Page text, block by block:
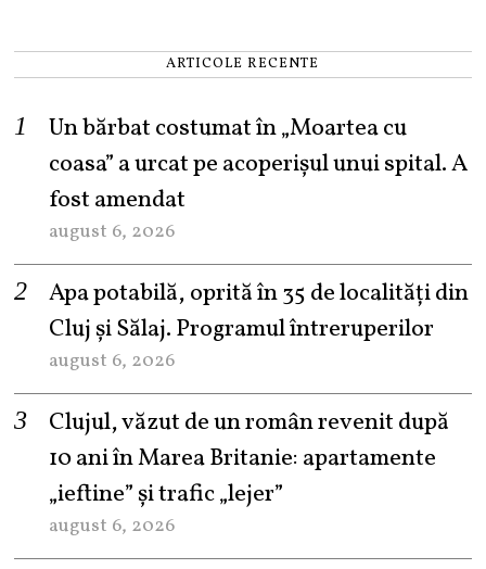
ARTICOLE RECENTE
Un bărbat costumat în „Moartea cu
coasa” a urcat pe acoperișul unui spital. A
fost amendat
august 6, 2026
Apa potabilă, oprită în 35 de localități din
Cluj și Sălaj. Programul întreruperilor
august 6, 2026
Clujul, văzut de un român revenit după
10 ani în Marea Britanie: apartamente
„ieftine” și trafic „lejer”
august 6, 2026